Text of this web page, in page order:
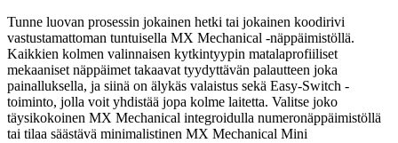
Tunne luovan prosessin jokainen hetki tai jokainen koodirivi
vastustamattoman tuntuisella MX Mechanical -näppäimistöllä.
Kaikkien kolmen valinnaisen kytkintyypin matalaprofiiliset
mekaaniset näppäimet takaavat tyydyttävän palautteen joka
painalluksella, ja siinä on älykäs valaistus sekä Easy-Switch -
toiminto, jolla voit yhdistää jopa kolme laitetta. Valitse joko
täysikokoinen MX Mechanical integroidulla numeronäppäimistöllä
tai tilaa säästävä minimalistinen MX Mechanical Mini